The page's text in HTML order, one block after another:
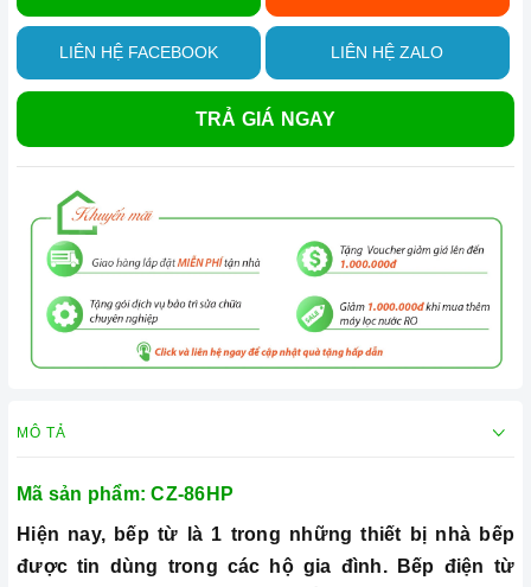
LIÊN HỆ FACEBOOK LIÊN HỆ ZALO
TRẢ GIÁ NGAY
MÔ TẢ
Mã sản phẩm:CZ-86HP
Hiện nay, bếp từ là 1 trong những thiết bị nhà bếp
được tin dùng trong các hộ gia đình. Bếp điện từ